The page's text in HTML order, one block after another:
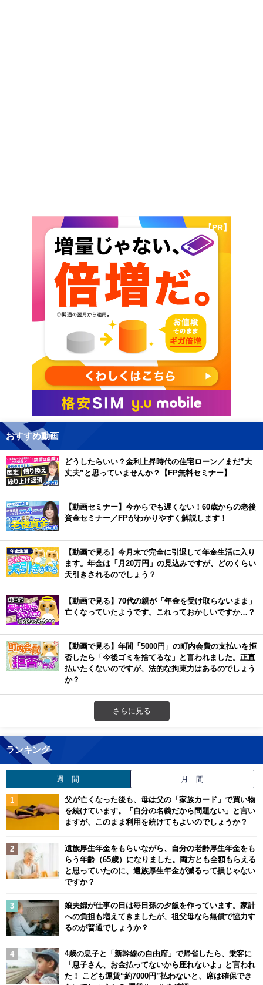
【PR】
おすすめ動画
どうしたらいい？金利上昇時代の住宅ローン／まだ”大
丈夫”と思っていませんか？【FP無料セミナー】
【動画セミナー】今からでも遅くない！60歳からの老後
資金セミナー／FPがわかりやすく解説します！
【動画で見る】今月末で完全に引退して年金生活に入り
ます。年金は「月20万円」の見込みですが、どのくらい
天引きされるのでしょう？
【動画で見る】70代の親が「年金を受け取らないまま」
亡くなっていたようです。これっておかしいですか…？
【動画で見る】年間「5000円」の町内会費の支払いを拒
否したら「今後ゴミを捨てるな」と言われました。正直
払いたくないのですが、法的な拘束力はあるのでしょう
か？
さらに見る
ランキング
週 間 月 間
父が亡くなった後も、母は父の「家族カード」で買い物
を続けています。「自分の名義だから問題ない」と言い
ますが、このまま利用を続けてもよいのでしょうか？
遺族厚生年金をもらいながら、自分の老齢厚生年金をも
らう年齢（65歳）になりました。両方とも全額もらえる
と思っていたのに、遺族厚生年金が減るって損じゃない
ですか？
娘夫婦が仕事の日は毎日孫の夕飯を作っています。家計
への負担も増えてきましたが、祖父母なら無償で協力す
るのが普通でしょうか？
4歳の息子と「新幹線の自由席」で帰省したら、乗客に
「息子さん、お金払ってないから座れないよ」と言われ
た！ こども運賃“約7000円”払わないと、席は確保でき